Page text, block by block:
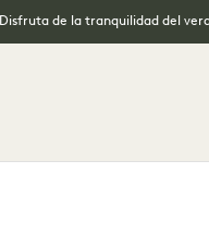
Disfruta de la tranquilidad del